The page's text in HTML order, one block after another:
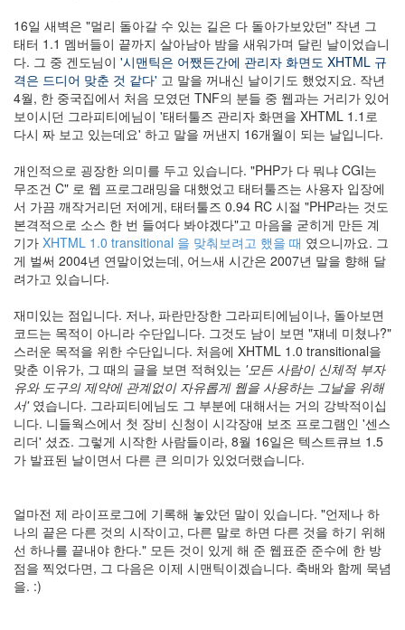
16일 새벽은 "멀리 돌아갈 수 있는 길은 다 돌아가보았던" 작년 그
태터 1.1 멤버들이 끝까지 살아남아 밤을 새워가며 달린 날이었습니
다. 그 중 겐도님이 '시맨틱은 어쨌든간에 관리자 화면도 XHTML 규
격은 드디어 맞춘 것 같다' 고 말을 꺼내신 날이기도 했었지요. 작년
4월, 한 중국집에서 처음 모였던 TNF의 분들 중 웹과는 거리가 있어
보이시던 그라피티에님이 '태터툴즈 관리자 화면을 XHTML 1.1로
다시 짜 보고 있는데요' 하고 말을 꺼낸지 16개월이 되는 날입니다.
개인적으로 굉장한 의미를 두고 있습니다. "PHP가 다 뭐냐 CGI는
무조건 C" 로 웹 프로그래밍을 대했었고 태터툴즈는 사용자 입장에
서 가끔 깨작거리던 저에게, 태터툴즈 0.94 RC 시절 "PHP라는 것도
본격적으로 소스 한 번 들여다 봐야겠다"고 마음을 굳히게 만든 계
기가 XHTML 1.0 transitional 을 맞춰보려고 했을 때 였으니까요. 그
게 벌써 2004년 연말이었는데, 어느새 시간은 2007년 말을 향해 달
려가고 있습니다.
재미있는 점입니다. 저나, 파란만장한 그라피티에님이나, 돌아보면
코드는 목적이 아니라 수단입니다. 그것도 남이 보면 "쟤네 미쳤나?"
스러운 목적을 위한 수단입니다. 처음에 XHTML 1.0 transitional을
맞춘 이유가, 그 때의 글을 보면 적혀있는 '모든 사람이 신체적 부자
유와 도구의 제약에 관계없이 자유롭게 웹을 사용하는 그날을 위해
서'였습니다. 그라피티에님도 그 부분에 대해서는 거의 강박적이십
니다. 니들웍스에서 첫 장비 신청이 시각장애 보조 프로그램인 '센스
리더' 셨죠. 그렇게 시작한 사람들이라, 8월 16일은 텍스트큐브 1.5
가 발표된 날이면서 다른 큰 의미가 있었더랬습니다.
얼마전 제 라이프로그에 기록해 놓았던 말이 있습니다. "언제나 하
나의 끝은 다른 것의 시작이고, 다른 말로 하면 다른 것을 하기 위해
선 하나를 끝내야 한다." 모든 것이 있게 해 준 웹표준 준수에 한 방
점을 찍었다면, 그 다음은 이제 시맨틱이겠습니다. 축배와 함께 묵념
을. :)
아
리
칼
루
밀
크
국
화
Notices
Find!
Categories
전
체
130
따
뜻
한
이
야
기
가
운
이
야
기